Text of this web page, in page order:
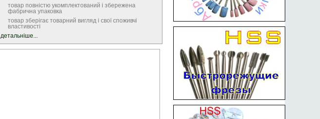
товар повністю укомплектований і збережена
фабрична упаковка
товар зберігає товарний вигляд і свої споживчі
властивості
детальніше...